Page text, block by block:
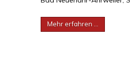
Mehr erfahren …